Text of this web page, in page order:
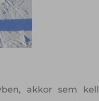
akkor sem kell